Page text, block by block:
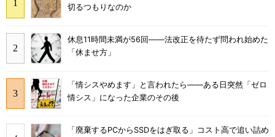
切るつもりなのか
休息11時間未満が56回――法改正を待たず問われ始めた
「休ませ方」
「情シスやめます」と言われたら――ある日突然「ゼロ
情シス」になった企業のその後
「廃棄するPCからSSDをはぎ取る」コスト高で追い詰め